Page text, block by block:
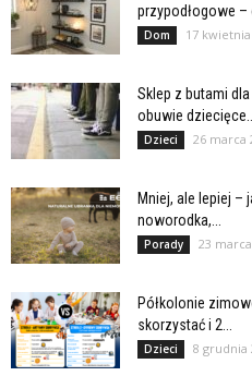
przypodłogowe –
Dom 17
Sklep z butami
obuwie dziecięce...
Dzieci 26 marca
Mniej, ale lepiej –
noworodka,...
Porady 23
Półkolonie
skorzystać i 2...
Dzieci 8 grudnia